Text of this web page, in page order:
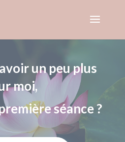
un peu plus
moi,
séance ?